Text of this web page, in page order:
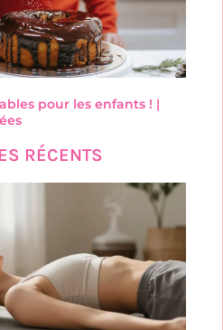
pour les enfants ! |
RÉCENTS